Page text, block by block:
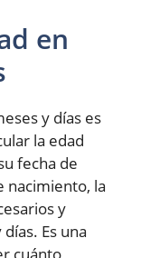
en
y días es
la edad
fecha de
nacimiento, la
y
Es una